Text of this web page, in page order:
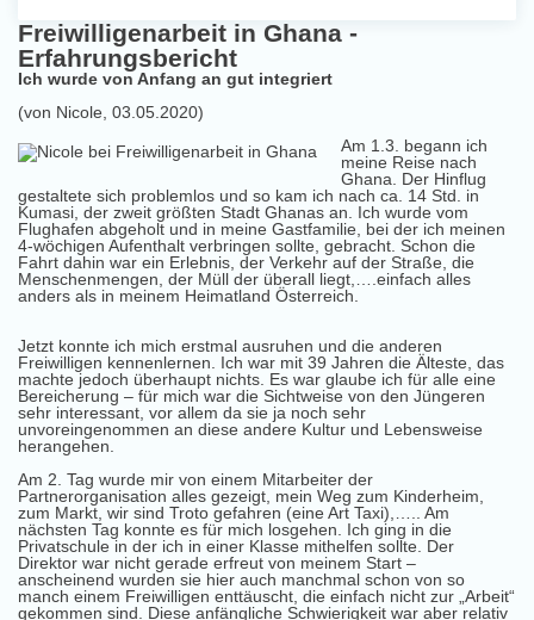
Freiwilligenarbeit in Ghana -
Erfahrungsbericht
Ich wurde von Anfang an gut integriert
(von Nicole, 03.05.2020)
Am 1.3. begann ich
meine Reise nach
Ghana. Der Hinflug
gestaltete sich problemlos und so kam ich nach ca. 14 Std. in
Kumasi, der zweit größten Stadt Ghanas an. Ich wurde vom
Flughafen abgeholt und in meine Gastfamilie, bei der ich meinen
4-wöchigen Aufenthalt verbringen sollte, gebracht. Schon die
Fahrt dahin war ein Erlebnis, der Verkehr auf der Straße, die
Menschenmengen, der Müll der überall liegt,….einfach alles
anders als in meinem Heimatland Österreich.
Jetzt konnte ich mich erstmal ausruhen und die anderen
Freiwilligen kennenlernen. Ich war mit 39 Jahren die Älteste, das
machte jedoch überhaupt nichts. Es war glaube ich für alle eine
Bereicherung – für mich war die Sichtweise von den Jüngeren
sehr interessant, vor allem da sie ja noch sehr
unvoreingenommen an diese andere Kultur und Lebensweise
herangehen.
Am 2. Tag wurde mir von einem Mitarbeiter der
Partnerorganisation alles gezeigt, mein Weg zum Kinderheim,
zum Markt, wir sind Troto gefahren (eine Art Taxi),….. Am
nächsten Tag konnte es für mich losgehen. Ich ging in die
Privatschule in der ich in einer Klasse mithelfen sollte. Der
Direktor war nicht gerade erfreut von meinem Start –
anscheinend wurden sie hier auch manchmal schon von so
manch einem Freiwilligen enttäuscht, die einfach nicht zur „Arbeit“
gekommen sind. Diese anfängliche Schwierigkeit war aber relativ